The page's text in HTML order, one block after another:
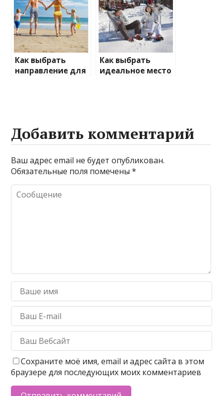
отдыха
Как выбрать
направление для
Как выбрать
идеальное место
Добавить комментарий
Ваш адрес email не будет опубликован.
Обязательные поля помечены*
Сохраните моё имя, email и адрес сайта в этом
браузере для последующих моих комментариев